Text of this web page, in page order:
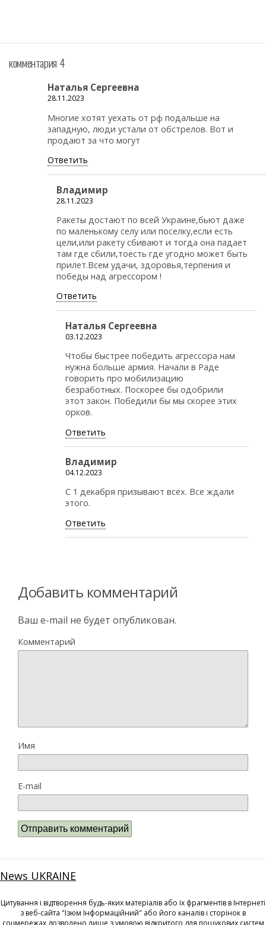
комментария 4
Наталья Сергеевна
28.11.2023
Многие хотят уехать от рф подальше на
западную, люди устали от обстрелов. Вот и
продают за что могут
Ответить
Владимир
28.11.2023
Ракеты достают по всей Украине,бьют даже
по маленькому селу или поселку,если есть
цели,или ракету сбивают и тогда она падает
там где сбили,тоесть где угодно может быть
прилет.Всем удачи, здоровья,терпения и
победы над агрессором !
Ответить
Наталья Сергеевна
03.12.2023
Чтобы быстрее победить агрессора нам
нужна больше армия. Начали в Раде
говорить про мобилизацию
безработных. Поскорее бы одобрили
этот закон. Победили бы мы скорее этих
орков.
Ответить
Владимир
04.12.2023
С 1 декабря призывают всех. Все ждали
этого.
Ответить
Добавить комментарий
Ваш e-mail не будет опубликован.
Комментарий
Имя
E-mail
News UKRAINE
Цитування і відтворення будь-яких матеріалів або їх фрагментів в Інтернеті
з веб-сайта "Ізюм Інформаційний" або його каналів і сторінок в
соцмережах дозволено лише з умовою відкритого для пошукових систем